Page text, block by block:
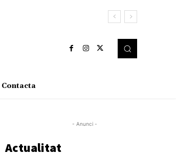
Contacta
- Anunci -
Actualitat